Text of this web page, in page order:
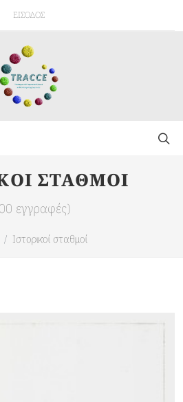
ΕΙΣΟΔΟΣ
ΣΤΑΘΜΟΙ
εγγραφές)
Ιστορικοί σταθμοί